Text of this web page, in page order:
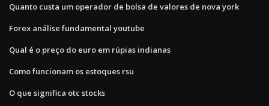
Quanto custa um operador de bolsa de valores de nova york
Forex análise fundamental youtube
Qual é o preço do euro em rúpias indianas
Como funcionam os estoques rsu
O que significa otc stocks